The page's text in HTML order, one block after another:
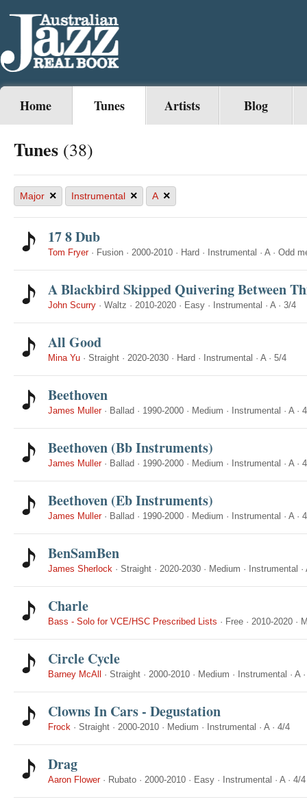
Home Tunes Artists Blog
Tunes (38)
Major × Instrumental × A ×
17 8 Dub
Tom Fryer· Fusion · 2000-2010 · Hard · Instrumental · A· Odd
A Blackbird Skipped Quivering Between
John Scurry · Waltz · 2010-2020 · Easy · Instrumental · A· 3/4
All Good
Mina Yu · Straight · 2020-2030 · Hard · Instrumental · A· 5/4
Beethoven
James Muller· Ballad · 1990-2000 · Medium · Instrumental · A·
Beethoven (Bb Instruments)
James Muller· Ballad · 1990-2000 · Medium · Instrumental · A·
Beethoven (Eb Instruments)
James Muller· Ballad · 1990-2000 · Medium · Instrumental · A·
BenSamBen
James Sherlock · Straight · 2020-2030 · Medium · Instrumental ·
Charle
Bass - Solo for VCE/HSC Prescribed Lists · Free · 2010-2020 ·
Circle Cycle
Barney McAll · Straight · 2000-2010 · Medium · Instrumental · A
Clowns In Cars - Degustation
Frock · Straight · 2000-2010 · Medium · Instrumental · A· 4/4
Drag
Aaron Flower· Rubato · 2000-2010 · Easy · Instrumental · A· 4/4